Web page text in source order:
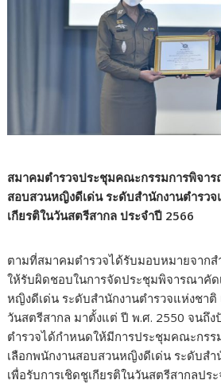
สมาคมตำรวจประชุมคณะกรรมการพิจา
สอบสวนหญิงดีเด่น ระดับสำนักงานตำรวจ
เกียรติในวันสตรีสากล ประจำปี 2566
ตามที่สมาคมตำรวจได้รับมอบหมายจากส
ให้รับผิดชอบในการจัดประชุมพิจารณาคั
หญิงดีเด่น ระดับสำนักงานตำรวจแห่งชาติ
วันสตรีสากล มาตั้งแต่ ปี พ.ศ. 2550 จนถึ
ตำรวจได้กำหนดให้มีการประชุมคณะกรร
เลือกพนักงานสอบสวนหญิงดีเด่น ระดับสำ
เพื่อรับการเชิดชูเกียรติในวันสตรีสากลปร